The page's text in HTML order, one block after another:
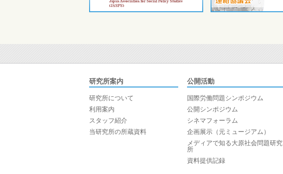
研究所案内
研究所について
利用案内
スタッフ紹介
当研究所の所蔵資料
公開活動
国際労働問題シンポジウム
公開シンポジウム
シネマフォーラム
企画展示（元ミュージアム）
メディアで知る大原社会問題研究
所
資料提供記録